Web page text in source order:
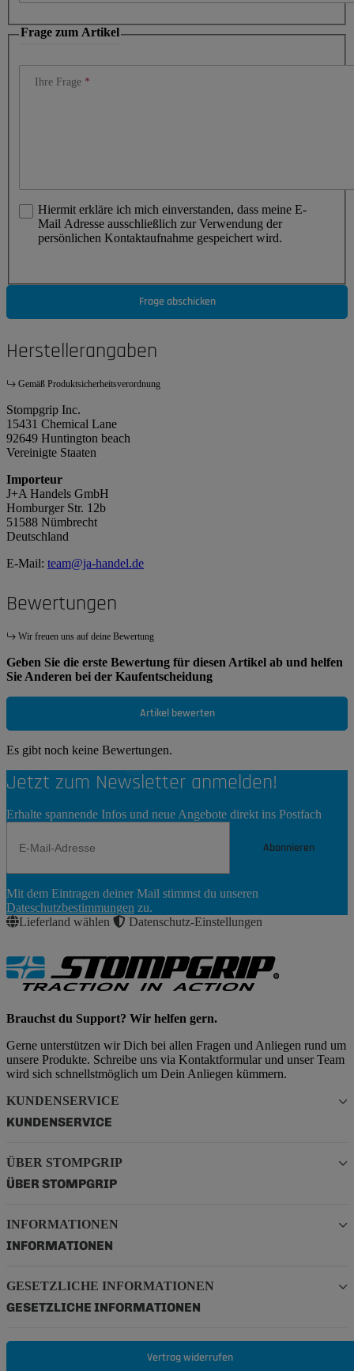
Frage zum Artikel
Ihre Frage
Hiermit erkläre ich mich einverstanden, dass meine E-
Mail Adresse ausschließlich zur Verwendung der
persönlichen Kontaktaufnahme gespeichert wird.
Frage abschicken
Herstellerangaben
Gemäß Produktsicherheitsverordnung
Stompgrip Inc.
15431 Chemical Lane
92649 Huntington beach
Vereinigte Staaten
Importeur
J+A Handels GmbH
Homburger Str. 12b
51588 Nümbrecht
Deutschland
E-Mail: team@ja-handel.de
Bewertungen
Wir freuen uns auf deine Bewertung
Geben Sie die erste Bewertung für diesen Artikel ab und helfen
Sie Anderen bei der Kaufentscheidung
Artikel bewerten
Es gibt noch keine Bewertungen.
Jetzt zum Newsletter anmelden!
Erhalte spannende Infos und neue Angebote direkt ins Postfach
Abonnieren
Abonnieren
Mit dem Eintragen deiner Mail stimmst du unseren
Dateschutzbestimmungen zu.
Lieferland wählen
Datenschutz-Einstellungen
Brauchst du Support? Wir helfen gern.
Gerne unterstützen wir Dich bei allen Fragen und Anliegen rund um
unsere Produkte. Schreibe uns via Kontaktformular und unser Team
wird sich schnellstmöglich um Dein Anliegen kümmern.
KUNDENSERVICE
KUNDENSERVICE
ÜBER STOMPGRIP
ÜBER STOMPGRIP
INFORMATIONEN
INFORMATIONEN
GESETZLICHE INFORMATIONEN
GESETZLICHE INFORMATIONEN
Vertrag widerrufen